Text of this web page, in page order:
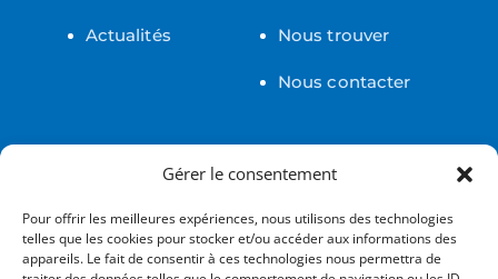
Gérer le consentement
Pour offrir les meilleures expériences, nous utilisons des technologies
telles que les cookies pour stocker et/ou accéder aux informations des
appareils. Le fait de consentir à ces technologies nous permettra de
Actualités Nous trouver
Nous contacter
Certifications
Confidentialité